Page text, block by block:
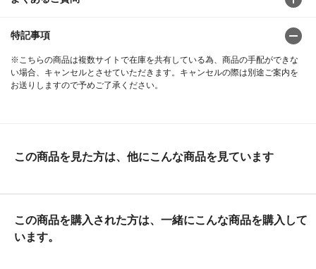
特記事項
※こちらの商品は複数サイトで在庫を共有している為、商品の手配ができな
い場合、キャンセルとさせていただきます。キャンセルの際は別途ご案内を
お送りしますので予めご了承ください。
この商品を見た方は、他にこんな商品を見ています
この商品を購入された方は、一緒にこんな商品を購入して
います。